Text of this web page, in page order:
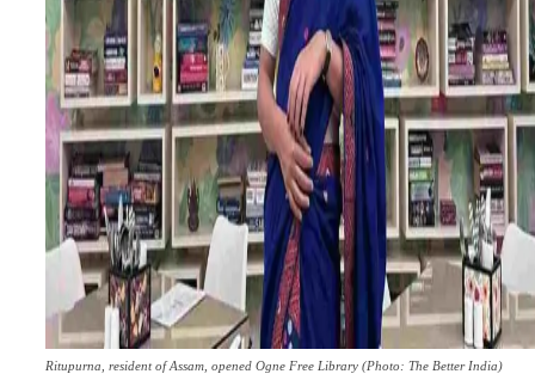
Ritupurna, resident of Assam, opened Ogne Free Library (Photo: The Better India)